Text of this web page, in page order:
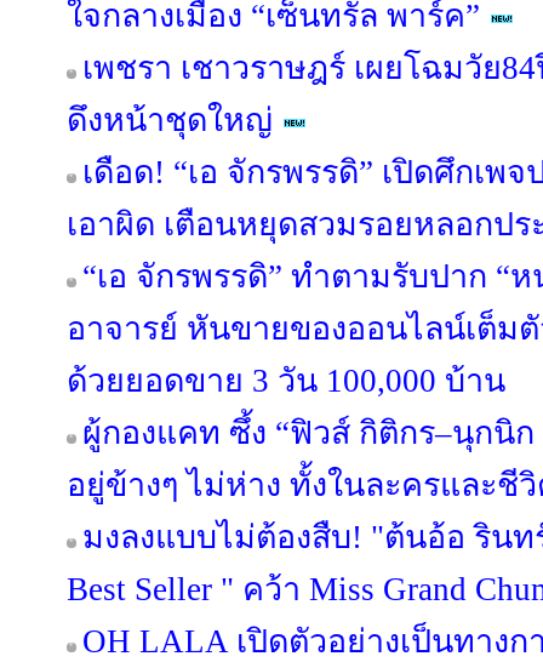
ใจกลางเมือง “เซ็นทรัล พาร์ค”
เพชรา เชาวราษฎร์ เผยโฉมวัย
ดึงหน้าชุดใหญ่
เดือด! “เอ จักรพรรดิ” เปิดศึกเพ
เอาผิด เตือนหยุดสวมรอยหลอกป
“เอ จักรพรรดิ” ทำตามรับปาก “
อาจารย์ หันขายของออนไลน์เต็ม
ด้วยยอดขาย 3 วัน 100,000 บ้าน
ผู้กองแคท ซึ้ง “ฟิวส์ กิติกร–นุกนิ
อยู่ข้างๆ ไม่ห่าง ทั้งในละครและชี
มงลงแบบไม่ต้องสืบ! "ต้นอ้อ รินท
Best Seller " คว้า Miss Grand
OH LALA เปิดตัวอย่างเป็นทาง